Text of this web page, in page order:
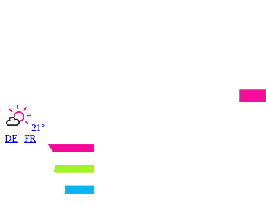
21°
DE | FR